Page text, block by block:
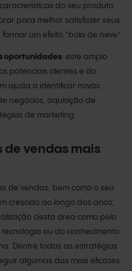
do seu produto
para melhor satisfazer seus
formar um efeito “bola de neve”.
oportunidades: este amplo
potenciais clientes e do
ajuda a identificar novas
negócios, aquisição de
de marketing.
de vendas mais
de vendas, bem como o seu
crescido ao longo dos anos,
desta área como pelo
ou do conhecimento
Dentre todas as estratégias
algumas das mais eficazes